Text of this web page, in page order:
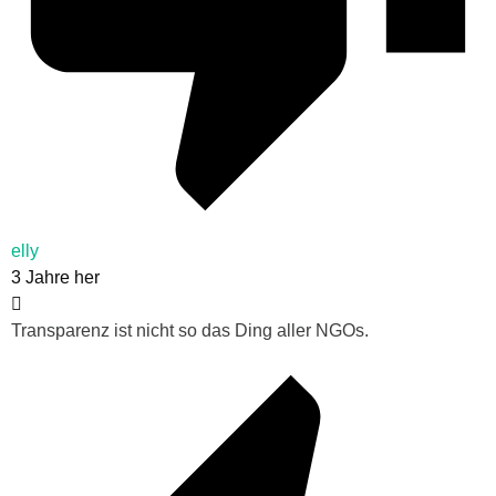
elly
3 Jahre her
Transparenz ist nicht so das Ding aller NGOs.